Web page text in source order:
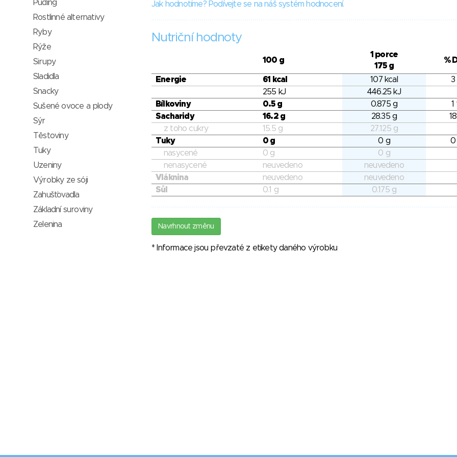
Jak hodnotíme? Podívejte se na náš systém hodnocení.
Nutriční hodnoty
100 g
1 porce
175 g
%
Energie 61 kcal 107 kcal
3
255 kJ
446.25 kJ
Bílkoviny
0.5 g 0.875 g
1
Sacharidy
16.2 g 28.35 g
z toho cukry
15.5 g
27.125 g
Tuky
0 g 0 g
0
nasycené
0 g
0 g
nenasycené
neuvedeno
neuvedeno
Vláknina
neuvedeno
neuvedeno
Sůl
0.1 g 0.175 g
Navrhnout změnu
* Informace jsou převzaté z etikety daného výrobku
Puding
Rostlinné alternativy
Ryby
Rýže
Sirupy
Sladidla
Snacky
Sušené ovoce a plody
Sýr
Těstoviny
Tuky
Uzeniny
Výrobky ze sóji
Zahušťovadla
Základní suroviny
Zelenina